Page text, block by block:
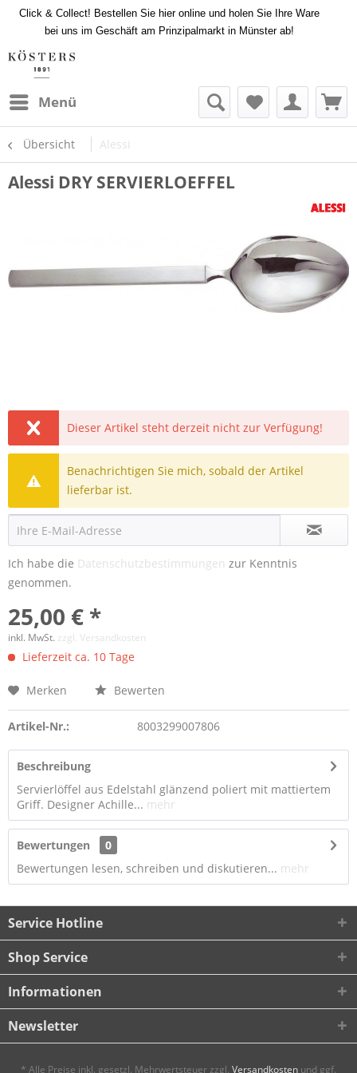
Click & Collect! Bestellen Sie hier online und holen Sie Ihre Ware
bei uns im Geschäft am Prinzipalmarkt in Münster ab!
Menü
Übersicht Alessi
Alessi DRY SERVIERLOEFFEL
Dieser Artikel steht derzeit nicht zur Verfügung!
Benachrichtigen Sie mich, sobald der Artikel
lieferbar ist.
Ich habe die Datenschutzbestimmungen zur Kenntnis
genommen.
25,00 € *
inkl. MwSt. zzgl. Versandkosten
Lieferzeit ca. 10 Tage
Merken Bewerten
Artikel-Nr.: 8003299007806
Beschreibung
Servierlöffel aus Edelstahl glänzend poliert mit mattiertem
Griff. Designer Achille... mehr
Bewertungen
0
Bewertungen lesen, schreiben und diskutieren... mehr
Service Hotline
Shop Service
Informationen
Newsletter
* Alle Preise inkl. gesetzl. Mehrwertsteuer zzgl. Versandkosten und ggf.